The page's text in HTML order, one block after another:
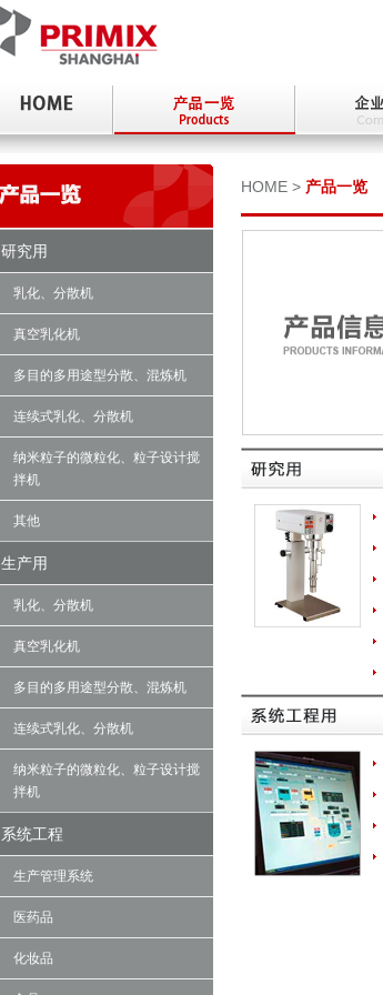
研究用
乳化、分散机
真空乳化机
多目的多用途型分散、混炼机
连续式乳化、分散机
纳米粒子的微粒化、粒子设计搅
拌机
其他
生产用
乳化、分散机
真空乳化机
多目的多用途型分散、混炼机
连续式乳化、分散机
纳米粒子的微粒化、粒子设计搅
拌机
系统工程
生产管理系统
医药品
化妆品
HOME > 产品一览